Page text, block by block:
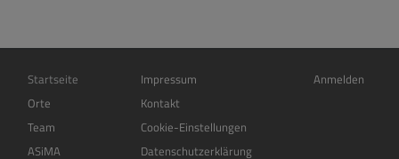
Hauptnavigation
Startseite
Orte
Team
ASiMA
Fußbereichsmenü
Impressum
Kontakt
Cookie-Einstellungen
Datenschutzerklärung
Benutzermenü
Anmelden